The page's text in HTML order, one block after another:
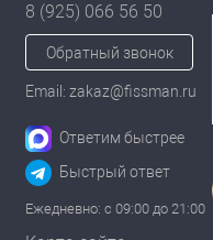
8 (925) 066 56 50
Обратный звонок
Email: zakaz@fissman.ru
Ответим быстрее
Быстрый ответ
Ежедневно: с 09:00 до 21:00